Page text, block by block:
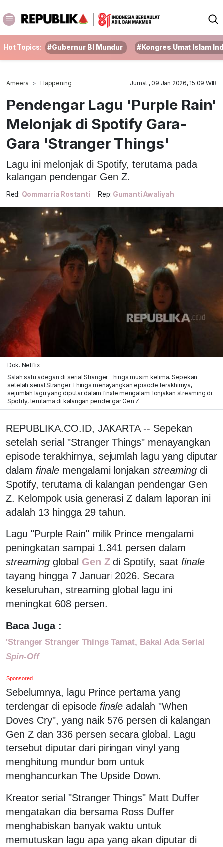
Hot Topics: #Gubernur BI Mundur #Kongres Umat Islam
Ameera Happening Jumat , 09 Jan 2026, 15:09 WIB
Pendengar Lagu 'Purple Rain'
Melonjak di Spotify Gara-
Gara 'Stranger Things'
Lagu ini melonjak di Spotify, terutama pada
kalangan pendengar Gen Z.
Red: Qommarria Rostanti Rep: Gumanti Awaliyah
Dok. Netflix
Salah satu adegan di serial Stranger Things musim kelima. Sepekan
setelah serial Stranger Things menayangkan episode terakhirnya,
sejumlah lagu yang diputar dalam finale mengalami lonjakan streaming di
Spotify, terutama di kalangan pendengar Gen Z.
REPUBLIKA.CO.ID, JAKARTA -- Sepekan
setelah serial "Stranger Things" menayangkan
episode terakhirnya, sejumlah lagu yang diputar
dalam finale mengalami lonjakan streaming di
Spotify, terutama di kalangan pendengar Gen
Z. Kelompok usia generasi Z dalam laporan ini
adalah 13 hingga 29 tahun.
Lagu "Purple Rain" milik Prince mengalami
peningkatan sampai 1.341 persen dalam
streaming global Gen Z di Spotify, saat finale
tayang hingga 7 Januari 2026. Secara
keseluruhan, streaming global lagu ini
meningkat 608 persen.
Baca Juga :
'Stranger Stranger Things Tamat, Bakal Ada Serial
Spin-Off
Sponsored
Sebelumnya, lagu Prince pertama yang
terdengar di episode finale adalah "When
Doves Cry", yang naik 576 persen di kalangan
Gen Z dan 336 persen secara global. Lagu
tersebut diputar dari piringan vinyl yang
menghitung mundur bom untuk
menghancurkan The Upside Down.
Kreator serial "Stranger Things" Matt Duffer
mengatakan dia bersama Ross Duffer
menghabiskan banyak waktu untuk
memutuskan lagu apa yang akan diputar di